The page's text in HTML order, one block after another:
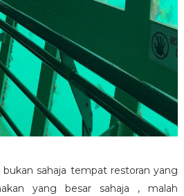
bukan sahaja tempat restoran yang
yang besar sahaja , malah